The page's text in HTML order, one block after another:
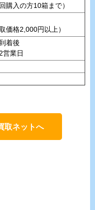
回購入の方10箱まで）
取価格2,000円以上）
着後
営業日
取ネットへ